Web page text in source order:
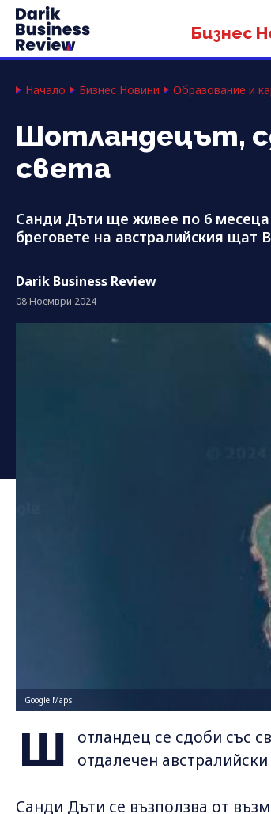
Бизнес
Начало Бизнес Новини Образование и
Шотландецът,
света
Санди Дъти ще живее по 6 месеца
бреговете на австралийския щат
Darik Business Review
08 Ноември 2024
Google Maps
Ш
отландец се сдоби със
отдалечен австралийски
Санди Дъти се възползва от